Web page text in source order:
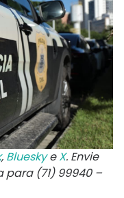
, BlueskyeX. Envie
(71) 99940 –